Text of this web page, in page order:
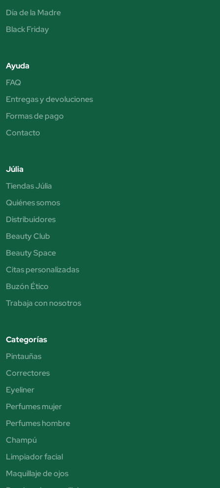
Día de la Madre
Black Friday
Ayuda
FAQ
Entregas y devoluciones
Formas de pago
Contacto
Júlia
Tiendas Júlia
Quiénes somos
Distribuidores
Beauty Club
Beauty Space
Citas personalizadas
Buzón Ético
Trabaja con nosotros
Categorías
Pintauñas
Correctores
Eyeliner
Perfumes mujer
Perfumes hombre
Champú
Limpiador facial
Maquillaje de ojos